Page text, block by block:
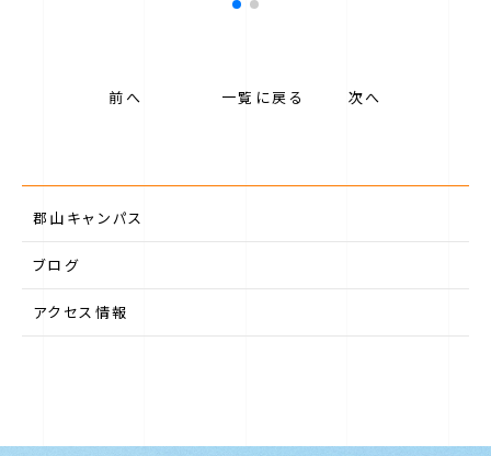
前へ 一覧に戻る 次へ
郡山キャンパス
ブログ
アクセス情報